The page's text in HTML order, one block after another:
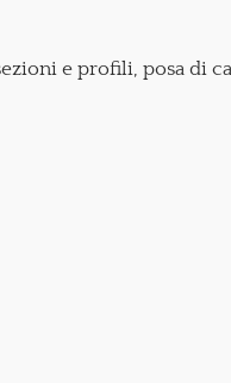
e profili, posa di